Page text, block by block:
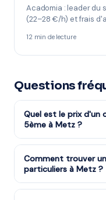
Acadomia : leader du
(22–28 €/h) et frais
12 min de lecture
Questions
Quel est le prix d'un
5ème à Metz ?
Les cours de cours
à partir de 16,00€/h
32€/h avant
prof.fr est gratuite.
Comment trouver
particuliers à Metz ?
Remplissez notre